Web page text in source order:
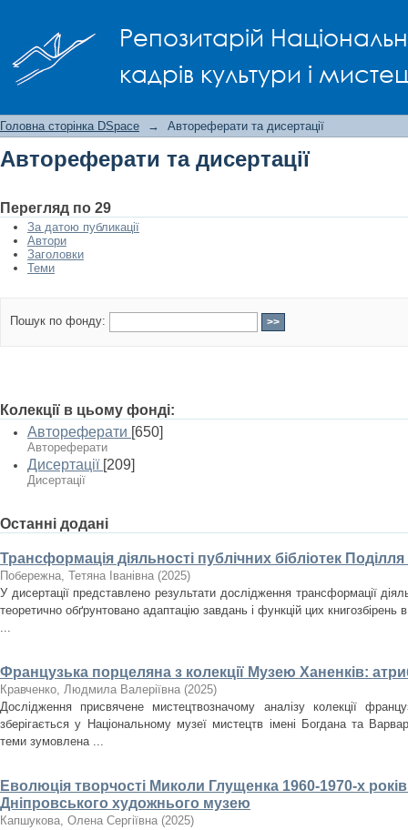
Репозитарій
кадрів культури і
Головна сторінка DSpace → Автореферати та дисертації
Автореферати та дисертації
Перегляд по 29
За датою публикації
Автори
Заголовки
Теми
Пошук по фонду:
Колекції в цьому фонді:
Автореферати [650]
Автореферати
Дисертації [209]
Дисертації
Останні додані
Трансформація діяльності публічних бібліотек
Побережна, Тетяна Іванівна (2025)
У дисертації представлено результати дослідження трансформації
теоретично обґрунтовано адаптацію завдань і функцій цих книгозбірень
...
Французька порцеляна з колекції Музею Ханенків:
Кравченко, Людмила Валеріївна (2025)
Дослідження присвячене мистецтвозначому аналізу колекції
зберігається у Національному музеї мистецтв імені Богдана та
теми зумовлена ...
Еволюція творчості Миколи Глущенка 1960-1970-х
Дніпровського художнього музею
Капшукова, Олена Сергіївна (2025)